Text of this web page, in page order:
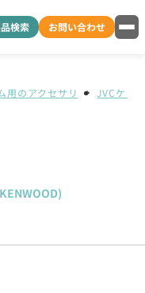
検索 お問い合わせ
用のアクセサリ JVCケン